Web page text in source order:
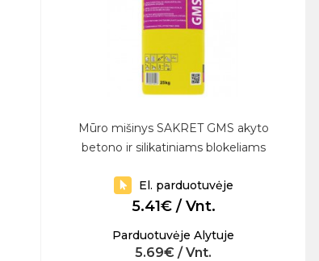
Mūro mišinys SAKRET GMS akyto
betono ir silikatiniams blokeliams
El. parduotuvėje
5.41€ / Vnt.
Parduotuvėje Alytuje
5.69€ / Vnt.